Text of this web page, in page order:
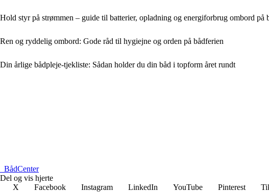
Hold styr på strømmen – guide til batterier, opladning og energiforbrug ombord på
Ren og ryddelig ombord: Gode råd til hygiejne og orden på bådferien
Din årlige bådpleje-tjekliste: Sådan holder du din båd i topform året rundt
BådCenter
Del og vis hjerte
X
Facebook Instagram LinkedIn YouTube Pinterest